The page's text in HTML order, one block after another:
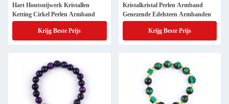
Hart Houtsnijwerk Kristallen
Ketting Cirkel Perlen Armband
Krijg Beste Prijs
Kristalkristal Perlen Armband
Genezende Edelsteen Armbanden
Krijg Beste Prijs